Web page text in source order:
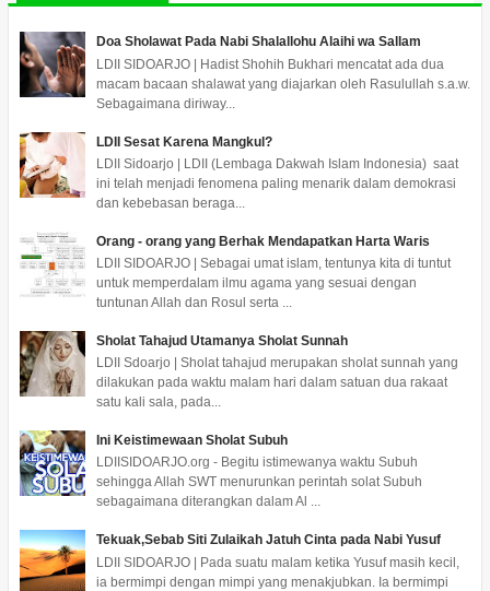
Doa Sholawat Pada Nabi Shalallohu Alaihi wa Sallam
LDII SIDOARJO | Hadist Shohih Bukhari mencatat ada dua
macam bacaan shalawat yang diajarkan oleh Rasulullah s.a.w.
Sebagaimana diriway...
LDII Sesat Karena Mangkul?
LDII Sidoarjo | LDII (Lembaga Dakwah Islam Indonesia) saat
ini telah menjadi fenomena paling menarik dalam demokrasi
dan kebebasan beraga...
Orang - orang yang Berhak Mendapatkan Harta Waris
LDII SIDOARJO | Sebagai umat islam, tentunya kita di tuntut
untuk memperdalam ilmu agama yang sesuai dengan
tuntunan Allah dan Rosul serta ...
Sholat Tahajud Utamanya Sholat Sunnah
LDII Sdoarjo | Sholat tahajud merupakan sholat sunnah yang
dilakukan pada waktu malam hari dalam satuan dua rakaat
satu kali sala, pada...
Ini Keistimewaan Sholat Subuh
LDIISIDOARJO.org - Begitu istimewanya waktu Subuh
sehingga Allah SWT menurunkan perintah solat Subuh
sebagaimana diterangkan dalam Al ...
Tekuak,Sebab Siti Zulaikah Jatuh Cinta pada Nabi Yusuf
LDII SIDOARJO | Pada suatu malam ketika Yusuf masih kecil,
ia bermimpi dengan mimpi yang menakjubkan. Ia bermimpi